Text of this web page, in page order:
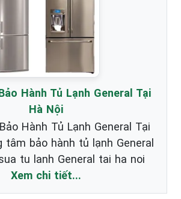
Hành Tủ Lạnh General Tại
Hà Nội
Hành Tủ Lạnh General Tại
tâm bảo hành tủ lạnh General
tu lanh General tai ha noi
Xem chi tiết...